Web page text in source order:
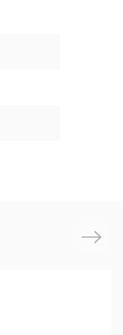
Next